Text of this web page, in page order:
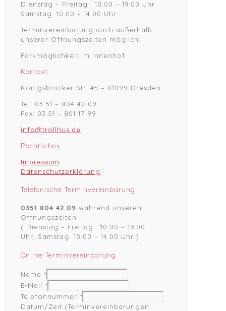
Dienstag – Freitag : 10.00 – 19.00 Uhr
Samstag: 10.00 – 14.00 Uhr
Terminvereinbarung auch außerhalb
unserer Öffnungszeiten möglich.
Parkmöglichkeit im Innenhof.
Kontakt
Königsbrücker Str. 45 – 01099 Dresden
Tel: 03 51 – 804 42 09
Fax: 03 51 – 801 17 99
info@trollhus.de
Rechtliches
Impressum
Datenschutzerklärung
Telefonische Terminvereinbarung
0351 804 42 09 während unseren
Öffnungszeiten :
( Dienstag – Freitag : 10.00 – 19.00
Uhr, Samstag: 10.00 – 14.00 Uhr )
Online Terminvereinbarung
Name *
E-Mail *
Telefonnummer *
Datum/Zeit (Terminvereinbarungen